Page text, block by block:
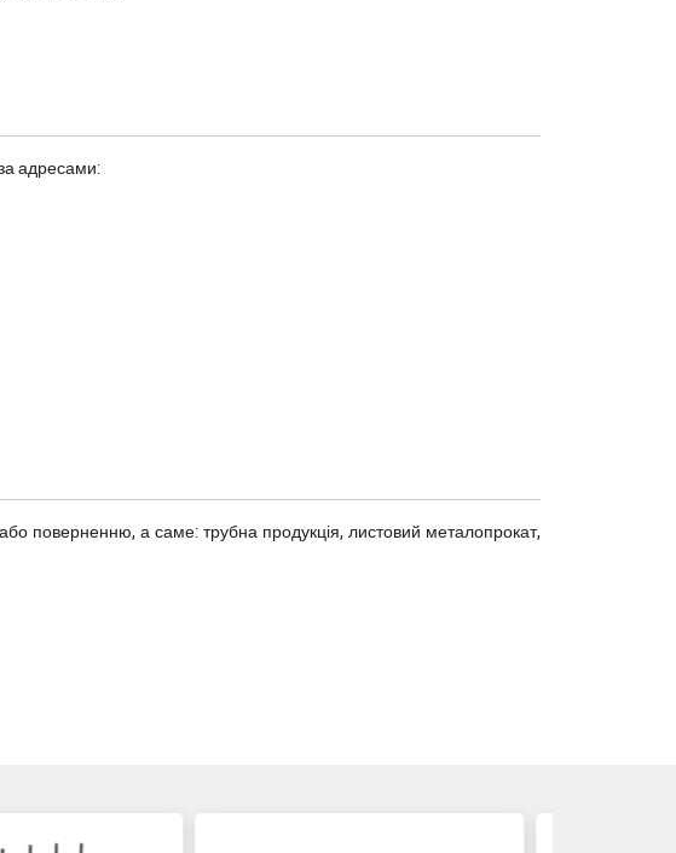
адресами:
поверненню, а саме: трубна продукція, листовий металопрокат,